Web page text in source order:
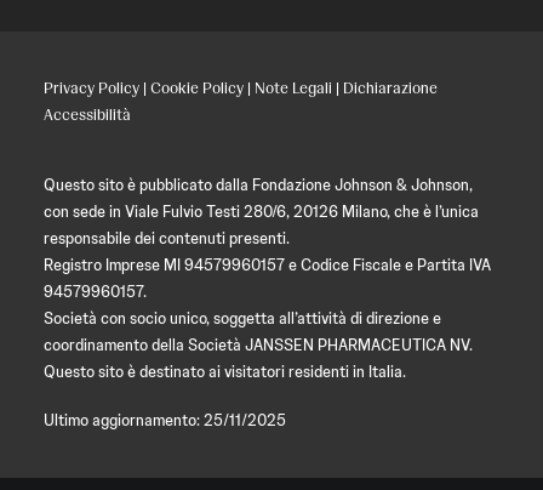
Privacy Policy | Cookie Policy | Note Legali | Dichiarazione
Accessibilità
Questo sito è pubblicato dalla Fondazione Johnson & Johnson,
con sede in Viale Fulvio Testi 280/6, 20126 Milano, che è l’unica
responsabile dei contenuti presenti.
Registro Imprese MI 94579960157 e Codice Fiscale e Partita IVA
94579960157.
Società con socio unico, soggetta all’attività di direzione e
coordinamento della Società JANSSEN PHARMACEUTICA NV.
Questo sito è destinato ai visitatori residenti in Italia.
Ultimo aggiornamento: 25/11/2025